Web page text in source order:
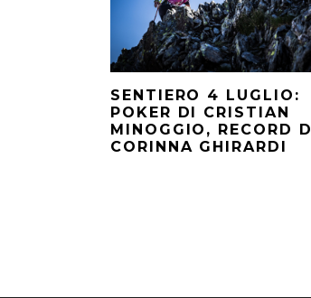
SENTIERO 4 LUGLIO:
POKER DI CRISTIAN
MINOGGIO, RECORD DI
CORINNA GHIRARDI